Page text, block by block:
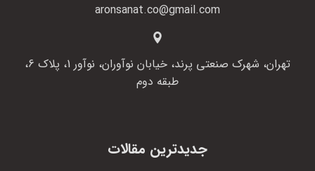
aronsanat.co@gmail.com
تهران، شهرک صنعتی پرند، خیابان نوآوران، نوآور 1، پلاک 6،
طبقه دوم
جدیدترین مقالات